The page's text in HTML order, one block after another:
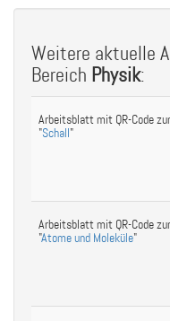
Weitere aktuelle
Bereich Physik:
Arbeitsblatt mit QR-Code
"Schall"
Arbeitsblatt mit QR-Code
"Atome und Moleküle"